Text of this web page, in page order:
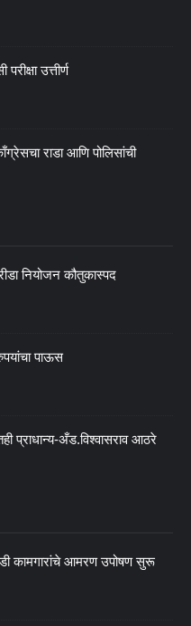
उत्तीर्ण
राडा आणि पोलिसांची
नियोजन कौतुकास्पद
पाऊस
प्राधान्य-अँड.विश्वासराव आठरे
कामगारांचे आमरण उपोषण सुरू